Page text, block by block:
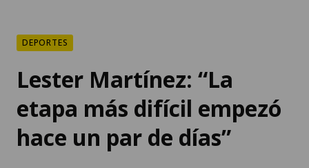
DEPORTES
Lester Martínez: “La
etapa más difícil empezó
hace un par de días”